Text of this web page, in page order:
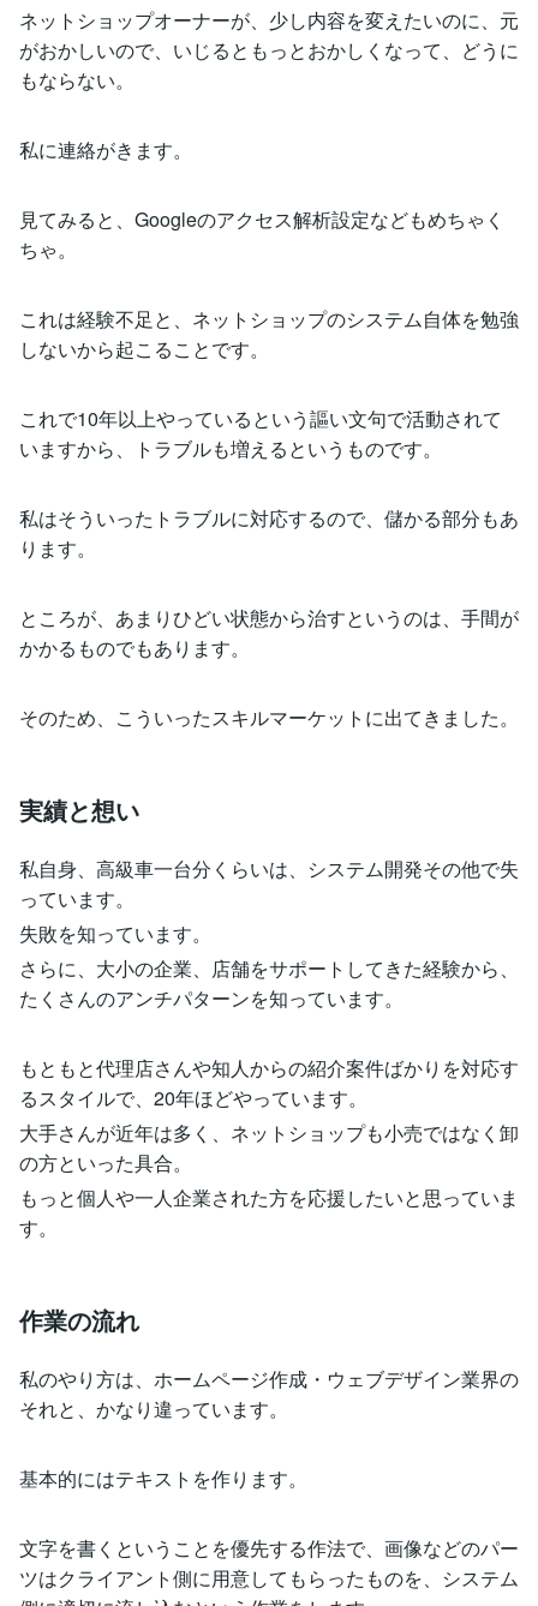
ネットショップオーナーが、少し内容を変えたいのに、元
がおかしいので、いじるともっとおかしくなって、どうに
もならない。
私に連絡がきます。
見てみると、Googleのアクセス解析設定などもめちゃく
ちゃ。
これは経験不足と、ネットショップのシステム自体を勉強
しないから起こることです。
これで10年以上やっているという謳い文句で活動されて
いますから、トラブルも増えるというものです。
私はそういったトラブルに対応するので、儲かる部分もあ
ります。
ところが、あまりひどい状態から治すというのは、手間が
かかるものでもあります。
そのため、こういったスキルマーケットに出てきました。
実績と想い
私自身、高級車一台分くらいは、システム開発その他で失
っています。
失敗を知っています。
さらに、大小の企業、店舗をサポートしてきた経験から、
たくさんのアンチパターンを知っています。
もともと代理店さんや知人からの紹介案件ばかりを対応す
るスタイルで、20年ほどやっています。
大手さんが近年は多く、ネットショップも小売ではなく卸
の方といった具合。
もっと個人や一人企業された方を応援したいと思っていま
す。
作業の流れ
私のやり方は、ホームページ作成・ウェブデザイン業界の
それと、かなり違っています。
基本的にはテキストを作ります。
文字を書くということを優先する作法で、画像などのパー
ツはクライアント側に用意してもらったものを、システム